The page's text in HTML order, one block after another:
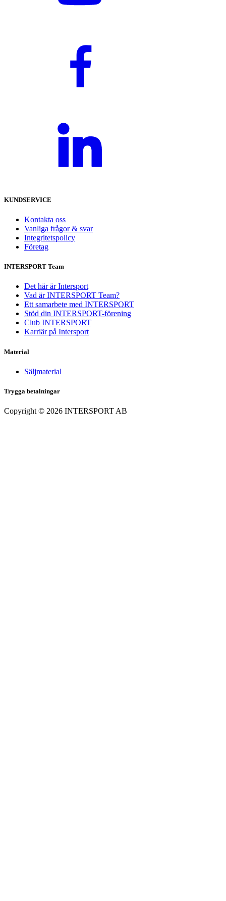
KUNDSERVICE
Kontakta oss
Vanliga frågor & svar
Integritetspolicy
Företag
INTERSPORT Team
Det här är Intersport
Vad är INTERSPORT Team?
Ett samarbete med INTERSPORT
Stöd din INTERSPORT-förening
Club INTERSPORT
Karriär på Intersport
Material
Säljmaterial
Trygga betalningar
Copyright © 2026 INTERSPORT AB